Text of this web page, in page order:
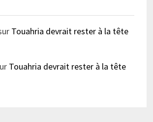
Touahria devrait rester à la tête
Touahria devrait rester à la tête